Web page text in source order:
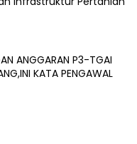
ANGGARAN P3-TGAI
KATA PENGAWAL